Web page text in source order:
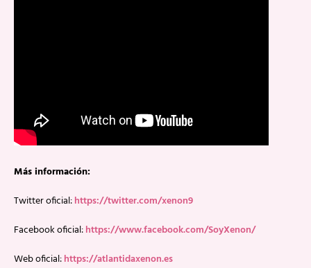
Más información:
Twitter oficial:https://twitter.com/xenon9
Facebook oficial:https://www.facebook.com/SoyXenon/
Web oficial:https://atlantidaxenon.es